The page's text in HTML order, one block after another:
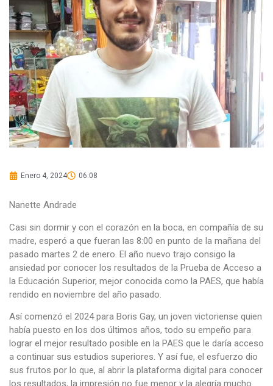
Enero 4, 2024 06:08
Nanette Andrade
Casi sin dormir y con el corazón en la boca, en compañía de su
madre, esperó a que fueran las 8:00 en punto de la mañana del
pasado martes 2 de enero. El año nuevo trajo consigo la
ansiedad por conocer los resultados de la Prueba de Acceso a
la Educación Superior, mejor conocida como la PAES, que había
rendido en noviembre del año pasado.
Así comenzó el 2024 para Boris Gay, un joven victoriense quien
había puesto en los dos últimos años, todo su empeño para
lograr el mejor resultado posible en la PAES que le daría acceso
a continuar sus estudios superiores. Y así fue, el esfuerzo dio
sus frutos por lo que, al abrir la plataforma digital para conocer
los resultados, la impresión no fue menor y la alegría mucho